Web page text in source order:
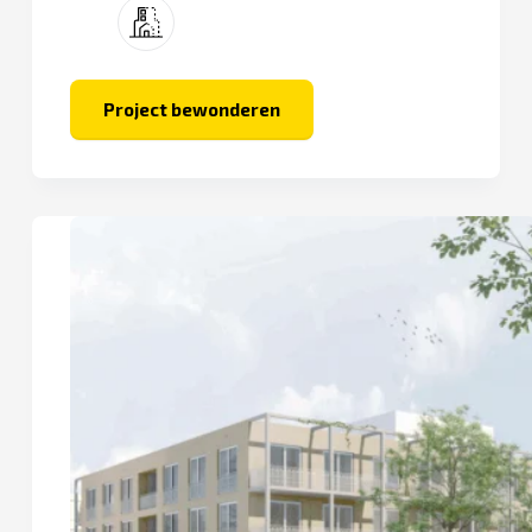
optopping en nieuwbouw.
Project bewonderen
De
Keersluis